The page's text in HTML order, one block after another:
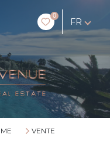
0
FR
VENTE